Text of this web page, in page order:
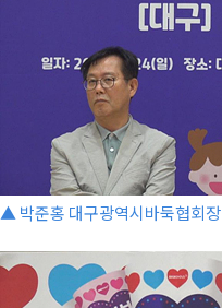
▲ 박준홍 대구광역시바둑협회장